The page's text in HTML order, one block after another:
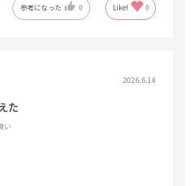
参考になった 0 Like! 0
2026.6.14
た
い